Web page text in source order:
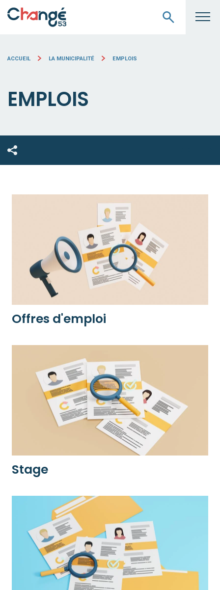
ACCUEIL LA MUNICIPALITÉ EMPLOIS
EMPLOIS
Offres d'emploi
Stage